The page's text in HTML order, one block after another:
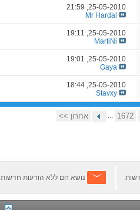
25-05-2010,
21:59
Mr Hardal
25-05-2010,
19:11
MartiNi
25-05-2010,
19:01
Gaya
25-05-2010,
18:44
Stavxy
1672
... אחרון >>
נושא חם ללא הודעות חדשות